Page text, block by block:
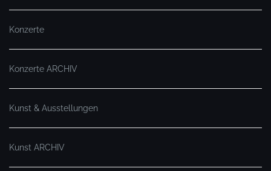
Konzerte
Konzerte ARCHIV
Kunst & Ausstellungen
Kunst ARCHIV